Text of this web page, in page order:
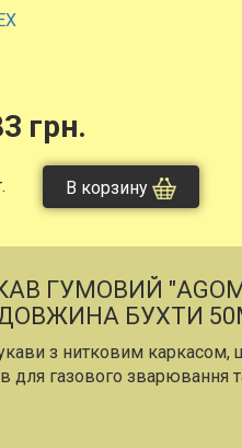
грн.
В корзину
ГУМОВИЙ
БУХТИ
з нитковим каркасом,
для газового зварювання